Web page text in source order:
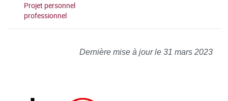
Projet personnel
professionnel
Dernière mise à jour le 31 mars 2023